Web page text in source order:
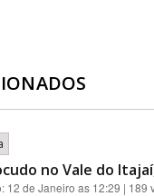
no Vale do
12 de Janeiro as 12:29 | 189